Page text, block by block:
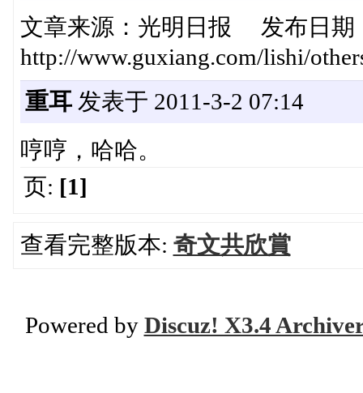
文章来源：光明日报 发布日期
http://www.guxiang.com/lishi/
重耳发表于 2011-3-2 07:14
哼哼，哈哈。
页: [1]
查看完整版本: 奇文共欣賞
Powered by Discuz! X3.4